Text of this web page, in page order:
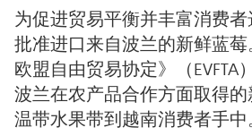
为促进贸易平衡并丰富消费
批准进口来自波兰的新鲜蓝
欧盟自由贸易协定》（EVFTA
波兰在农产品合作方面取得
温带水果带到越南消费者手中